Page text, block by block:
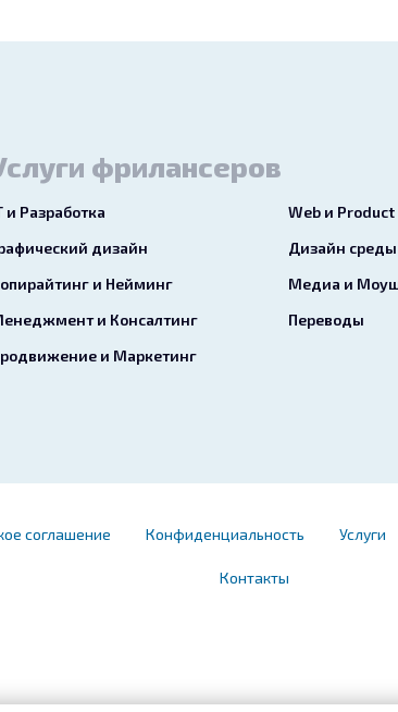
фрилансеров
и Разработка
Web и
дизайн
Дизайн среды
и Нейминг
Медиа и
и Консалтинг
Переводы
и Маркетинг
соглашение Конфиденциальность Услуги
Контакты